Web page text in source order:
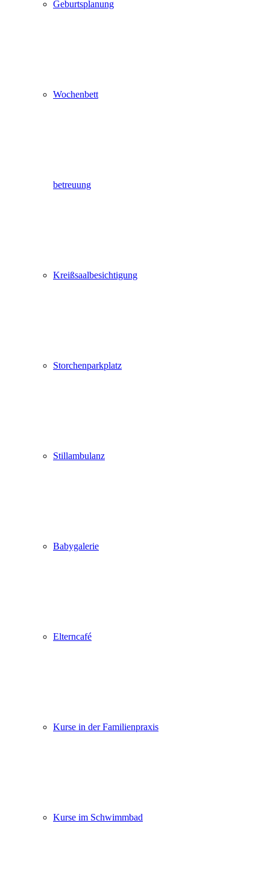
Geburtsplanung
Wochenbett
betreuung
Kreißsaalbesichtigung
Storchenparkplatz
Stillambulanz
Babygalerie
Elterncafé
Kurse in der Familienpraxis
Kurse im Schwimmbad